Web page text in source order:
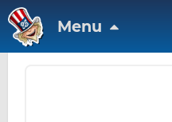
Menu